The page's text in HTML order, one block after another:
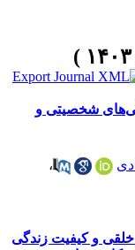
شخصیتی و
،
و کیفیت زندگی